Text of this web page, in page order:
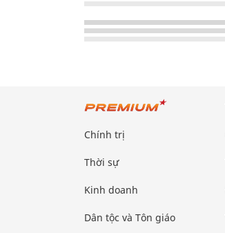
Chính trị
Thời sự
Kinh doanh
Dân tộc và Tôn giáo